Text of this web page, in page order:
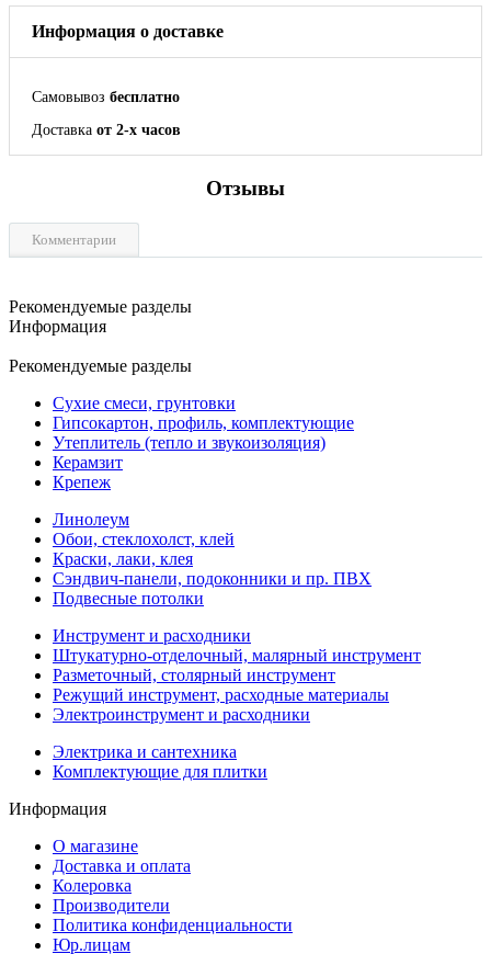
Информация о доставке
Самовывоз бесплатно
Доставка от 2-х часов
Отзывы
Комментарии
Рекомендуемые разделы
Информация
Рекомендуемые разделы
Сухие смеси, грунтовки
Гипсокартон, профиль, комплектующие
Утеплитель (тепло и звукоизоляция)
Керамзит
Крепеж
Линолеум
Обои, стеклохолст, клей
Краски, лаки, клея
Сэндвич-панели, подоконники и пр. ПВХ
Подвесные потолки
Инструмент и расходники
Штукатурно-отделочный, малярный инструмент
Разметочный, столярный инструмент
Режущий инструмент, расходные материалы
Электроинструмент и расходники
Электрика и сантехника
Комплектующие для плитки
Информация
О магазине
Доставка и оплата
Колеровка
Производители
Политика конфиденциальности
Юр.лицам